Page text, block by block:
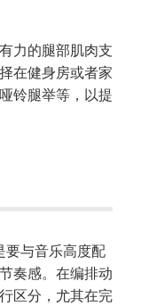
力的腿部肌肉支
在健身房或者家
铃腿举等，以提
与音乐高度配
奏感。在编排动
区分，尤其在完